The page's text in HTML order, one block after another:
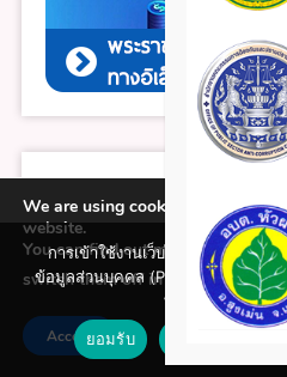
We are using cookies to give you
website.
You can find out more about
switch them off in
settings.
Accept
การเข้าใช้งานเว็บไซต์แห่งนี้ถือว่าท่
ข้อมูลส่วนบุคคล (Privacy policy) แล
ที่ทางหน่วยงานไ
ยอมรับ